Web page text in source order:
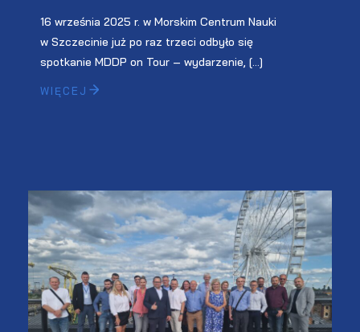
16 września 2025 r. w Morskim Centrum Nauki
w Szczecinie już po raz trzeci odbyło się
spotkanie MDDP on Tour – wydarzenie, […]
WIĘCEJ